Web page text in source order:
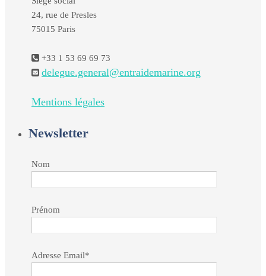
24, rue de Presles
75015 Paris
+33 1 53 69 69 73
delegue.general@entraidemarine.org
Mentions légales
Newsletter
Nom
Prénom
Adresse Email*